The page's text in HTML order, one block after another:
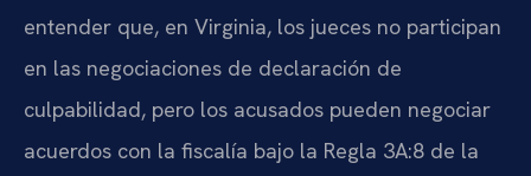
entender que, en Virginia, los jueces no participan
en las negociaciones de declaración de
culpabilidad, pero los acusados pueden negociar
acuerdos con la fiscalía bajo la Regla 3A:8 de la